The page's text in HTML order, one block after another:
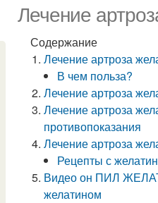
Лечение
Содержание
Лечение артроза
В чем польза?
Лечение артроза
Лечение артроза
противопоказания
Лечение артроза
Рецепты с
Видео он ПИЛ
желатином